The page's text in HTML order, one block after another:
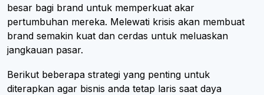
besar bagi brand untuk memperkuat akar
pertumbuhan mereka. Melewati krisis akan membuat
brand semakin kuat dan cerdas untuk meluaskan
jangkauan pasar.
Berikut beberapa strategi yang penting untuk
diterapkan agar bisnis anda tetap laris saat daya